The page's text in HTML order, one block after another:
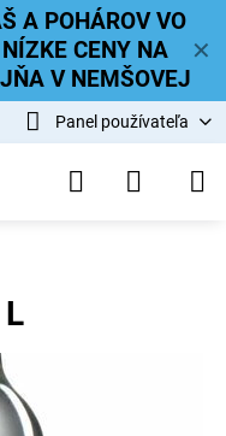
✕
A POHÁROV VO
CENY NA
V NEMŠOVEJ
Panel používateľa